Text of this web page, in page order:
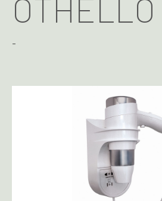
OTHELLO
-